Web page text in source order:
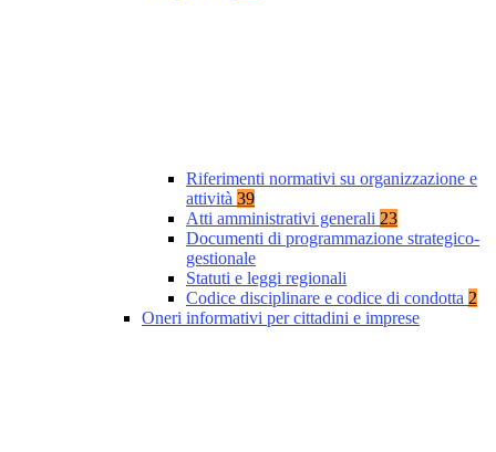
Riferimenti normativi su organizzazione e
attività 39
Atti amministrativi generali 23
Documenti di programmazione strategico-
gestionale
Statuti e leggi regionali
Codice disciplinare e codice di condotta 2
Oneri informativi per cittadini e imprese